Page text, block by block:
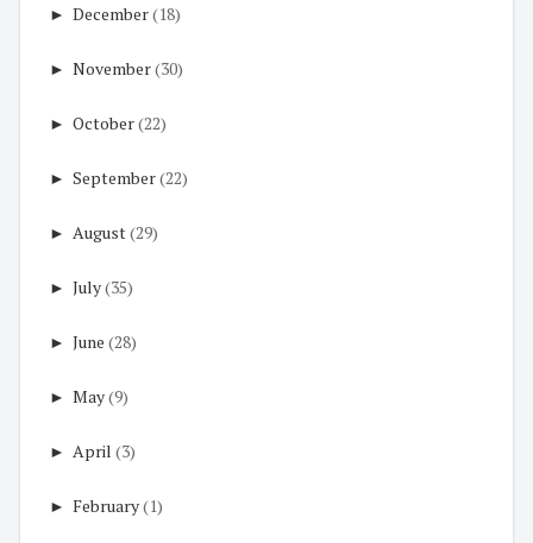
► December(18)
► November(30)
► October(22)
► September(22)
► August(29)
► July(35)
► June (28)
► May(9)
► April (3)
► February(1)